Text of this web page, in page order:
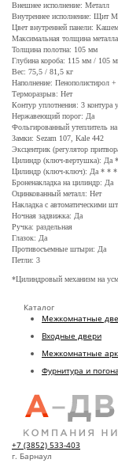
Внешнее исполнение: Металл
Внутреннее исполнение: Щит
Цвет внутренней панели:
Максимальная толщина
Толщина полотна: 105 мм
Глубина короба: 115 мм / 105
Вес: 75,5 / 81,5 кг
Наполнение: Пенополистирол
Терморазрыв: Нет
Контур уплотнения: 3 контура
Нержавеющий порог: Да
Фольгированный утеплитель
Замки: Sezam 107, Kale 442
Эксцентрик (регулятор
Цилиндр (ключ-вертушка): Да
Цилиндр (ключ-ключ): Да * * *
Броненакладка на цилиндр: Да
Оцинкованный металл: Нет
Накладка с автоматическими
Ночная задвижка: Да
Ручка: раздельная
Глазок: Да
Противосъемные штыри: Да
Петли: 3
*Цилиндровый механизм на
Каталог
Межкомнатные
Входные двери
Межкомнатные
Фурнитура и
+7 (3852) 533-403
г. Барнаул